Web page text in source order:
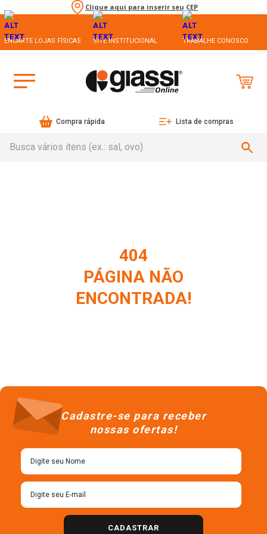
Clique aqui para inserir seu CEP
ENCARTE LOJAS FÍSICAS SITE INSTITUCIONAL TRABALHE CONOSCO
Compra rápida Lista de compras
404
PÁGINA NÃO
ENCONTRADA!
Cadastre-se para receber
nossas ofertas!
CADASTRAR